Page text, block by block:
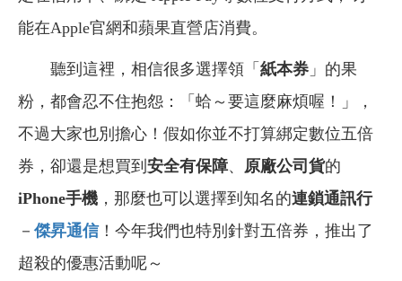
能在Apple官網和蘋果直營店消費。
聽到這裡，相信很多選擇領「 紙本券 」的果
粉，都會忍不住抱怨：「蛤～要這麼麻煩喔！」，
不過大家也別擔心！假如你並不打算綁定數位五倍
券，卻還是想買到 安全有保障、 原廠公司貨的
iPhone手機 ，那麼也可以選擇到知名的連鎖通訊行
－ 傑昇通信！今年我們也特別針對五倍券，推出了
超殺的優惠活動呢～